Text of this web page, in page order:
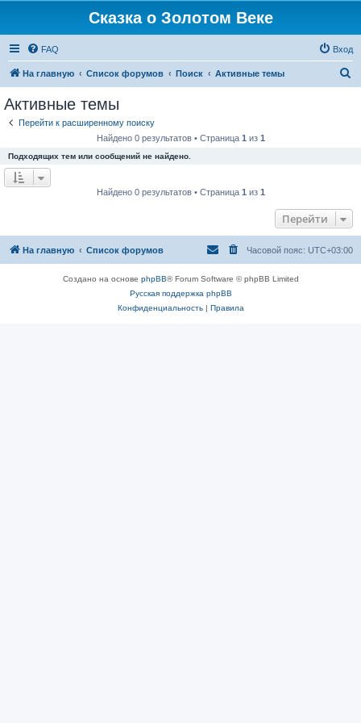
Сказка о Золотом Веке
FAQ Вход
На главную Список форумов Поиск Активные темы
Активные темы
Перейти к расширенному поиску
Найдено 0 результатов • Страница 1 из 1
Подходящих тем или сообщений не найдено.
Найдено 0 результатов • Страница 1 из 1
Перейти
На главную Список форумов Часовой пояс: UTC+03:00
Создано на основе phpBB® Forum Software © phpBB Limited
Русская поддержка phpBB
Конфиденциальность| Правила